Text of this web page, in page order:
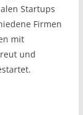
Startups
Firmen
mit
und